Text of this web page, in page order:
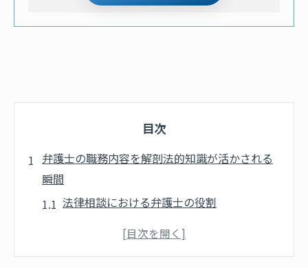
目次
弁護士の職務内容を解剖法的知識が活かされる
瞬間
法律相談における弁護士の役割
契約書のレビューと作成の重要性